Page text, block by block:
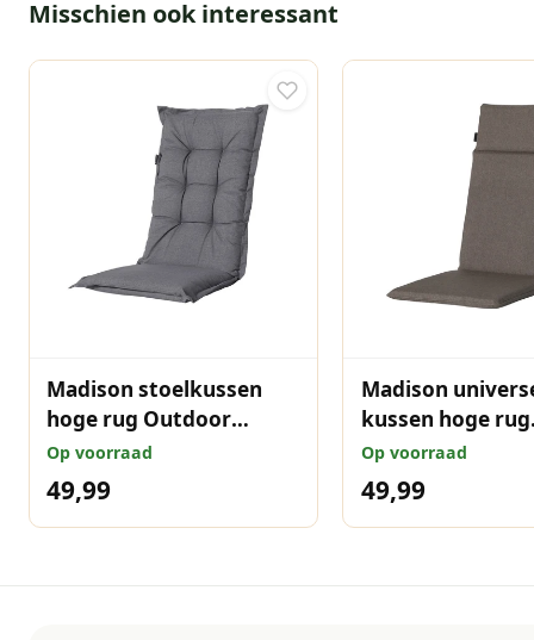
Misschien ook interessant
Madison stoelkussen
hoge rug Outdoor
Oxford grey 123x50 cm
Op voorraad
49,99
Madison
kussen hoge rug
Outdoor Oxford
120x50 cm
Op voorraad
49,99